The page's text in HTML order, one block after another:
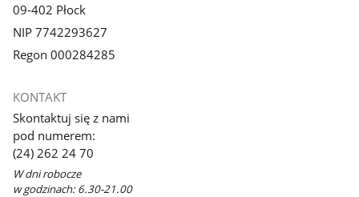
09-402 Płock
NIP 7742293627
Regon 000284285
KONTAKT
Skontaktuj się z nami
pod numerem:
(24) 262 24 70
W dni robocze
w godzinach: 6.30-21.00